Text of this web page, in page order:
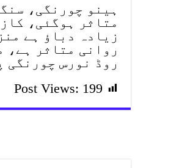
ہینو چورنگی،
متاثر ہوگئی،
زیادہ دباؤ ہے
روانی متاثر ہے،
روڈ نورس چورنگی
Post Views: 199